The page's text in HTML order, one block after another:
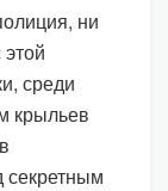
ни
среди
крыльев
секретным